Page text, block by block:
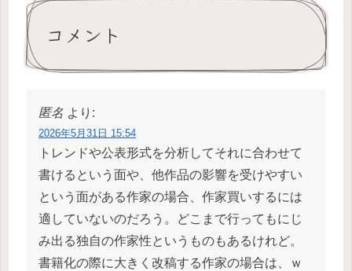
コメント
匿名 より:
2026年5月31日 15:54
トレンドや公表形式を分析してそれに合わせて
書けるという面や、他作品の影響を受けやすい
という面がある作家の場合、作家買いするには
適していないのだろう。どこまで行ってもにじ
み出る独自の作家性というものもあるけれど。
書籍化の際に大きく改稿する作家の場合は、ｗ